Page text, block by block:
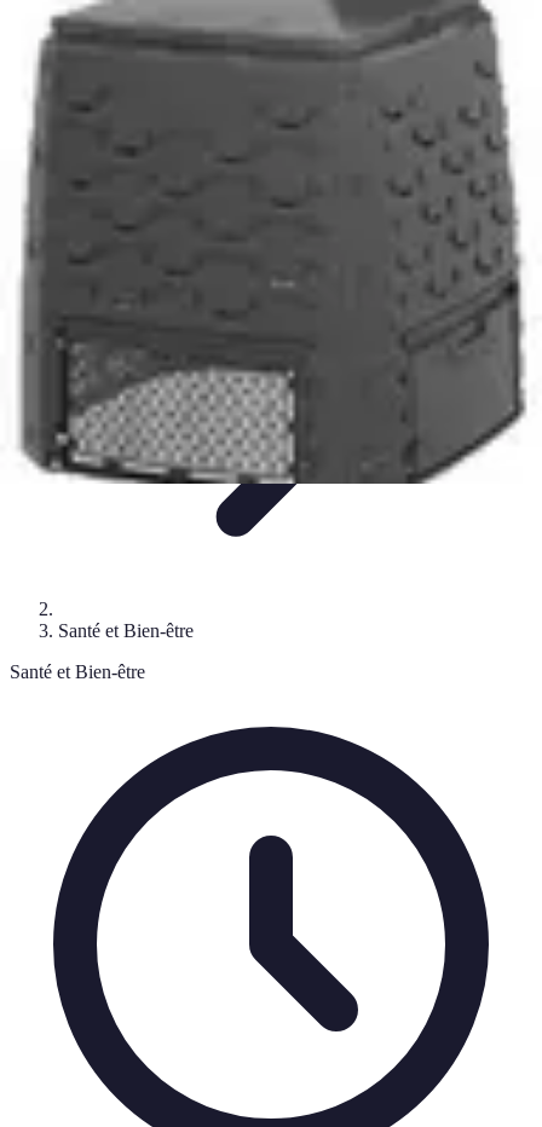
Écologie Bio
Alimentation BioConsommation responsable Biodiversité Jardinage
BioSanté et Environnement
Santé et Bien-être
Santé et Bien-être